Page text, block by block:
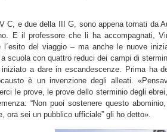
C, e due della III G, sono appena tornati da
E il professore che li ha accompagnati,
l´esito del viaggio – ma anche le nuove
scuola con quattro reduci dei campi di
a dare in escandescenze. Prima ha
è un invenzione degli alleati.
le prove, le prove dello sterminio degli
“Non puoi sostenere questo
ora sei un pubblico ufficiale” gli ho detto».